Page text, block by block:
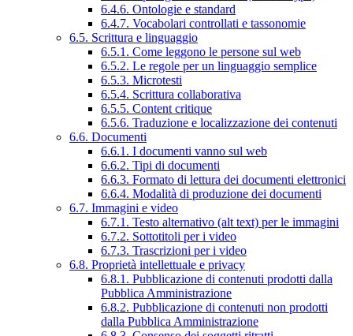
6.4.6. Ontologie e standard
6.4.7. Vocabolari controllati e tassonomie
6.5. Scrittura e linguaggio
6.5.1. Come leggono le persone sul web
6.5.2. Le regole per un linguaggio semplice
6.5.3. Microtesti
6.5.4. Scrittura collaborativa
6.5.5. Content critique
6.5.6. Traduzione e localizzazione dei contenuti
6.6. Documenti
6.6.1. I documenti vanno sul web
6.6.2. Tipi di documenti
6.6.3. Formato di lettura dei documenti elettronici
6.6.4. Modalità di produzione dei documenti
6.7. Immagini e video
6.7.1. Testo alternativo (alt text) per le immagini
6.7.2. Sottotitoli per i video
6.7.3. Trascrizioni per i video
6.8. Proprietà intellettuale e privacy
6.8.1. Pubblicazione di contenuti prodotti dalla
Pubblica Amministrazione
6.8.2. Pubblicazione di contenuti non prodotti
dalla Pubblica Amministrazione